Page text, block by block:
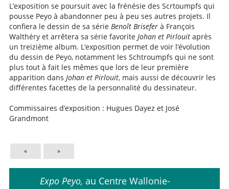
L’exposition se poursuit avec la frénésie des Scrtoumpfs qui
pousse Peyo à abandonner peu à peu ses autres projets. Il
confiera le dessin de sa série Benoît Brisefer à François
Walthéry et arrêtera sa série favorite Johan et Pirlouit après
un treizième album. L’exposition permet de voir l’évolution
du dessin de Peyo, notamment les Schtroumpfs qui ne sont
plus tout à fait les mêmes que lors de leur première
apparition dans Johan et Pirlouit, mais aussi de découvrir les
différentes facettes de la personnalité du dessinateur.
Commissaires d’exposition : Hugues Dayez et José
Grandmont
« »
Expo Peyo, au Centre Wallonie-